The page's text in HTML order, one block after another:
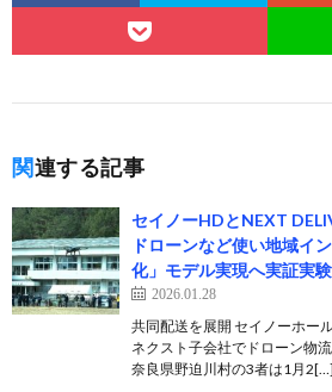
関連する記事
セイノーHDとNEXT
ドローンなど使い地域イ
化」モデル実現へ実証実験
2026.01.28
共同配送を展開 セイノーホー
ネクスト子会社でドローン物流
奈良県野迫川村の3者は1月2[…]